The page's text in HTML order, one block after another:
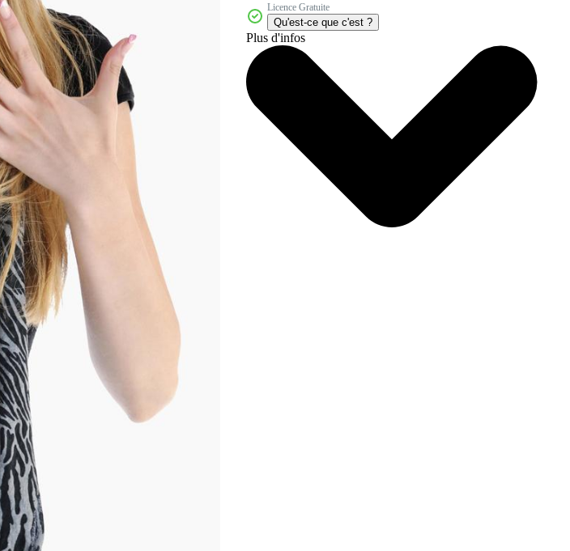
Licence Gratuite
Qu'est-ce que c'est ?
Plus d'infos